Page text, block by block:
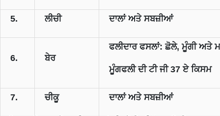
5. ਲੀਚੀ ਦਾਲਾਂ ਅਤੇ ਸਬਜ਼ੀਆਂ
6. ਬੇਰ
ਫਲੀਦਾਰ ਫਸਲਾਂ: ਛੋਲੇ, ਮੂੰਗੀ ਅਤੇ
ਮੂੰਗਫਲੀ ਦੀ ਟੀ ਜੀ 37 ਏ ਕਿਸਮ
7. ਚੀਕੂ ਦਾਲਾਂ ਅਤੇ ਸਬਜ਼ੀਆਂ